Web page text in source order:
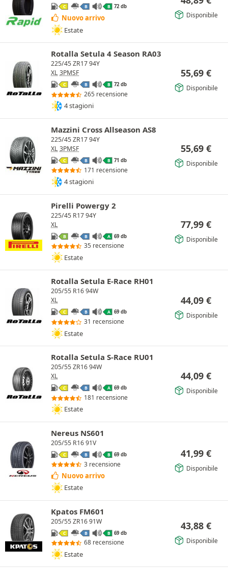
C B B 72 db
Nuovo arrivo
Estate
Disponibile
Rotalla Setula 4 Season RA03
225/45 ZR17 94Y
XL 3PMSF
C B B 72 db
265 recensione
4 stagioni
55,69 €
Disponibile
Mazzini Cross Allseason AS8
225/45 ZR17 94Y
XL 3PMSF
C B B 71 db
171 recensione
4 stagioni
55,69 €
Disponibile
Pirelli Powergy 2
225/45 R17 94Y
XL
B B A 69 db
35 recensione
Estate
77,99 €
Disponibile
Rotalla Setula E-Race RH01
205/55 R16 94W
XL
C B A 69 db
31 recensione
Estate
44,09 €
Disponibile
Rotalla Setula S-Race RU01
205/55 ZR16 94W
XL
C B A 69 db
181 recensione
Estate
44,09 €
Disponibile
Nereus NS601
205/55 R16 91V
C B B 69 db
3 recensione
Nuovo arrivo
Estate
41,99 €
Disponibile
Kpatos FM601
205/55 ZR16 91W
C B B 69 db
68 recensione
Estate
43,88 €
Disponibile